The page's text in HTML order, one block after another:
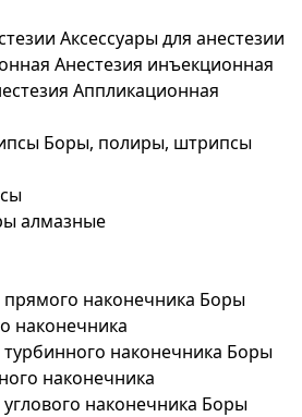
Аксессуары для анестезии
Анестезия инъекционная
Аппликационная
Боры, полиры, штрипсы
алмазные
Боры
наконечника
Боры
наконечника
Боры